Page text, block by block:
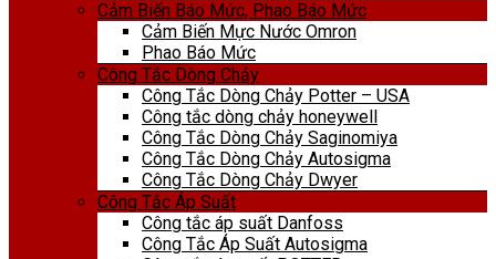
Cảm Biến Báo Mức, Phao Báo Mức
Cảm Biến Mực Nước Omron
Phao Báo Mức
Công Tắc Dòng Chảy
Công Tắc Dòng Chảy Potter – USA
Công tắc dòng chảy honeywell
Công Tắc Dòng Chảy Saginomiya
Công Tắc Dòng Chảy Autosigma
Công Tắc Dòng Chảy Dwyer
Công Tắc Áp Suất
Công tắc áp suất Danfoss
Công Tắc Áp Suất Autosigma